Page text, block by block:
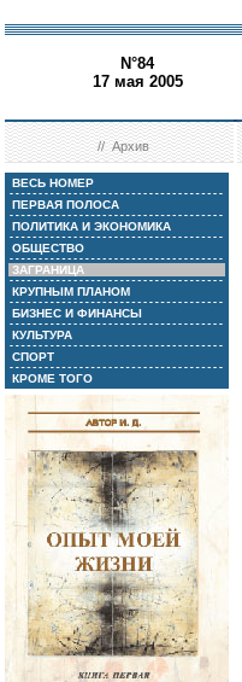
N°84
17 мая 2005
//Архив
ВЕСЬ НОМЕР
ПЕРВАЯ ПОЛОСА
ПОЛИТИКА И ЭКОНОМИКА
ОБЩЕСТВО
ЗАГРАНИЦА
КРУПНЫМ ПЛАНОМ
БИЗНЕС И ФИНАНСЫ
КУЛЬТУРА
СПОРТ
КРОМЕ ТОГО